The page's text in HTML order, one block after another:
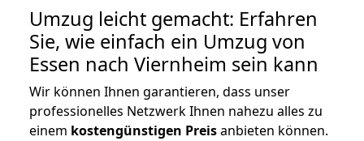
Umzug leicht gemacht: Erfahren
Sie, wie einfach ein Umzug von
Essen nach Viernheim sein kann
Wir können Ihnen garantieren, dass unser
professionelles Netzwerk Ihnen nahezu alles zu
einem kostengünstigen Preisanbieten können.